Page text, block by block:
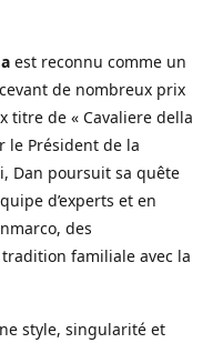
est reconnu comme un
de nombreux prix
titre de « Cavaliere della
le Président de la
Dan poursuit sa quête
d’experts et en
des
familiale avec la
style, singularité et